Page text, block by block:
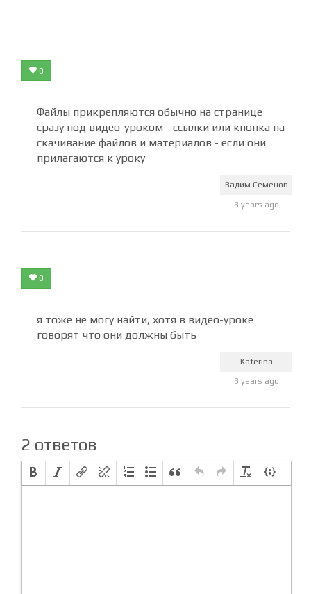
0
Файлы прикрепляются обычно на странице
сразу под видео-уроком - ссылки или кнопка на
скачивание файлов и материалов - если они
прилагаются к уроку
Вадим Семенов
3 years ago
0
я тоже не могу найти, хотя в видео-уроке
говорят что они должны быть
Katerina
3 years ago
2 ответов